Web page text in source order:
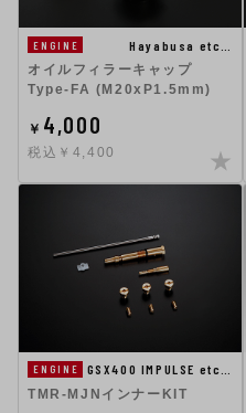
ENGINE
Hayabusa etc…
オイルフィラーキャップ
Type-FA (M20xP1.5mm)
￥ 4,000
税込￥4,400
ENGINE
GSX400 IMPULSE etc…
TMR-MJNインナーKIT